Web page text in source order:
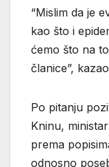
“Mislim da je
kao što i
ćemo što na
članice”,
Po pitanju
Kninu,
prema
odnosno